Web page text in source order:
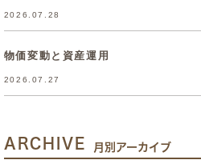
2026.07.28
物価変動と資産運用
2026.07.27
ARCHIVE 月別アーカイブ